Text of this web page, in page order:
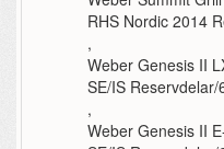
RHS Nordic 2014
,
Weber Genesis II
SE/IS
,
Weber Genesis II